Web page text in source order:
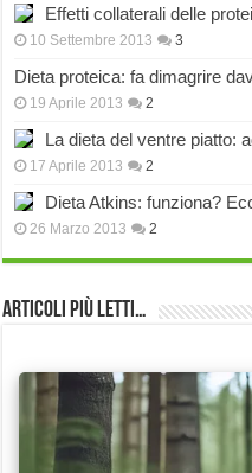
Effetti collaterali delle
10 Settembre 2013 3
Dieta proteica: fa dimagrire
19 Aprile 2013 2
La dieta del ventre piatto:
17 Aprile 2013 2
Dieta Atkins: funziona?
26 Marzo 2013 2
Articoli più Letti…